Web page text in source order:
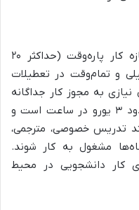
دانشجویان بین‌المللی در رومانی اجازه کار پاره‌وقت (حداکثر ۲۰
و تمام‌وقت در تعطیلات
نیازی به مجوز کار جداگانه
نیست. حداقل دستمزد در رومانی حدود ۳ یورو در ساعت است و
تدریس خصوصی، مترجمی،
مشغول به کار شوند.
کار دانشجویی در محیط